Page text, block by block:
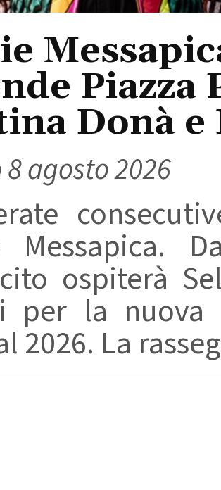
Donà
agosto 2026
Messapica.
ospiterà
per la
2026. La